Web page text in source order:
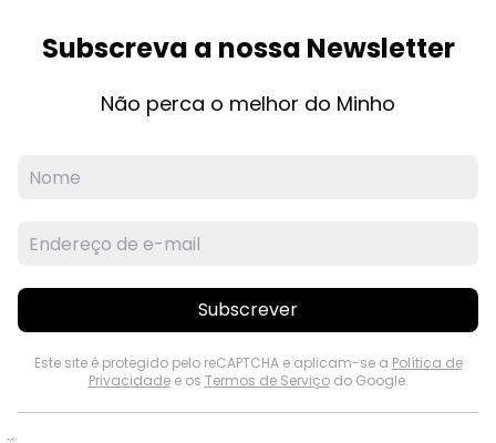
Subscreva a nossa Newsletter
Não perca o melhor do Minho
Subscrever
Este site é protegido pelo reCAPTCHA e aplicam-se a Política de
Privacidadee os Termos de Serviçodo Google.